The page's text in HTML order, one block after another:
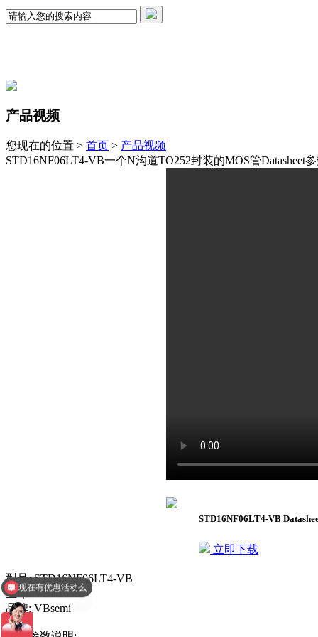
产品视频
您现在的位置 > 首页 > 产品视频
STD16NF06LT4-VB一个N沟道TO252封装的MOS管Datasheet
STD16NF06LT4-VB
立即下载
型号: STD16NF06LT4-VB
丝印: VBE1638
品牌: VBsemi
查询相关型号报价